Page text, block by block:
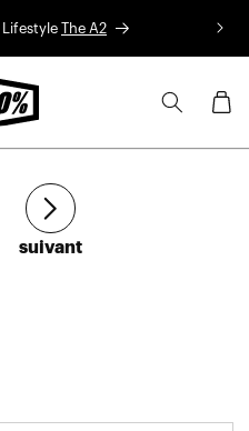
Lifestyle The A2
Panier
Article
suivant